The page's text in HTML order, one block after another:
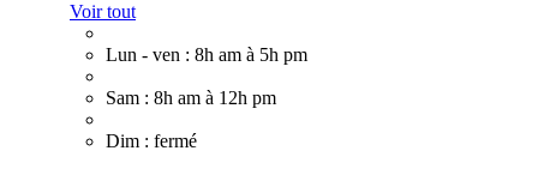
Voir tout
Lun - ven : 8h am à 5h pm
Sam : 8h am à 12h pm
Dim : fermé